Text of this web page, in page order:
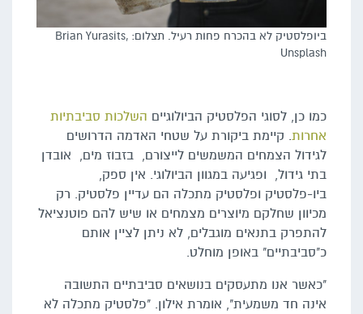
ביופלסטיק לא בהכרח פחות רעיל. תצלום: Brian Yurasits,
Unsplash
כמו כן, לסוגי הפלסטיק הביולוגיים השלכות סביבתיות
אחרות. קיימת ביקורת על שטחי האדמה הדרושים
לגידול הצמחים המשמשים לייצורם, בזבוז מים, אובדן
בתי גידול, ופגיעה במגוון הביולוגי. אין ספק,
ביו-פלסטיק ופלסטיק מתכלה הם עדיין פלסטיק. רק
מכיוון שחלקם מיוצרים מצמחים או שיש להם פוטנציאל
להתפרק בתנאים מוגבלים, לא ניתן לציין אותם
כ"סביבתיים" באופן מוחלט.
"כאשר אנו מתעסקים בנושאים סביבתיים התשובה
אינה חד משמעית", אומרת אילון. "פלסטיק מתכלה לא